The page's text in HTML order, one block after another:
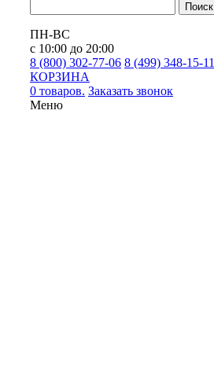
Поиск
ПН-ВС
с 10:00 до 20:00
8 (800) 302-77-06 8 (499) 348-15-11
КОРЗИНА
0 товаров. Заказать звонок
Меню